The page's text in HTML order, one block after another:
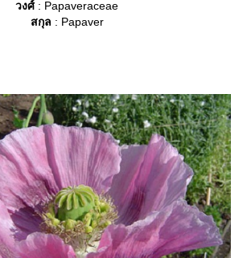
วงศ์: Papaveraceae
สกุล : Papaver